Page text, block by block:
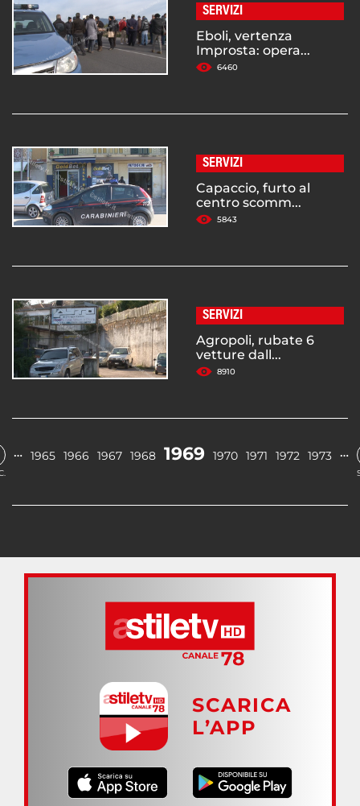
SERVIZI
Eboli, vertenza
Improsta: opera...
6460
SERVIZI
Capaccio, furto al
centro scomm...
5843
SERVIZI
Agropoli, rubate 6
vetture dall...
8910
… 1965 1966 1967 1968 1969 1970 1971 1972 1973 …
SCARICA
L’APP